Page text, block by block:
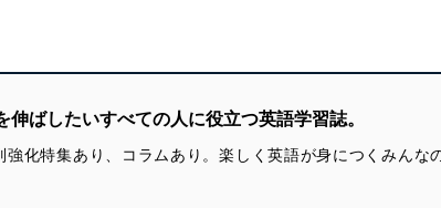
ばしたいすべての人に役立つ英語学習誌。
化特集あり、コラムあり。楽しく英語が身につくみんな